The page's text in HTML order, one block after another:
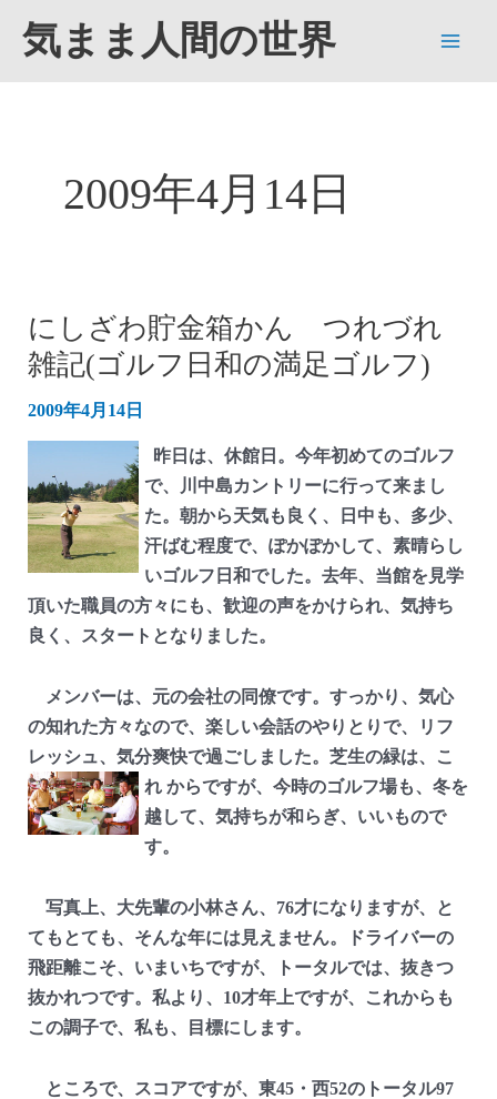
気まま人間の世界
2009年4月14日
にしざわ貯金箱かん つれづれ
雑記(ゴルフ日和の満足ゴルフ)
2009年4月14日
昨日は、休館日。今年初めてのゴルフ
で、川中島カントリーに行って来まし
た。朝から天気も良く、日中も、多少、
汗ばむ程度で、ぽかぽかして、素晴らし
いゴルフ日和でした。去年、当館を見学
頂いた職員の方々にも、歓迎の声をかけられ、気持ち
良く、スタートとなりました。
メンバーは、元の会社の同僚です。すっかり、気心
の知れた方々なので、楽しい会話のやりとりで、リフ
レッシュ、気分爽快で過ごしました。芝生の緑は、こ
れからですが、今時のゴルフ場も、冬を
越して、気持ちが和らぎ、いいもので
す。
写真上、大先輩の小林さん、76才になりますが、と
てもとても、そんな年には見えません。ドライバーの
飛距離こそ、いまいちですが、トータルでは、抜きつ
抜かれつです。私より、10才年上ですが、これからも
この調子で、私も、目標にします。
ところで、スコアですが、東45・西52のトータル97